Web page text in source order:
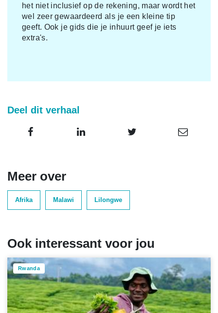
het niet inclusief op de rekening, maar wordt het
wel zeer gewaardeerd als je een kleine tip
geeft. Ook je gids die je inhuurt geef je iets
extra's.
Deel dit verhaal
Meer over
Afrika Malawi Lilongwe
Ook interessant voor jou
Rwanda